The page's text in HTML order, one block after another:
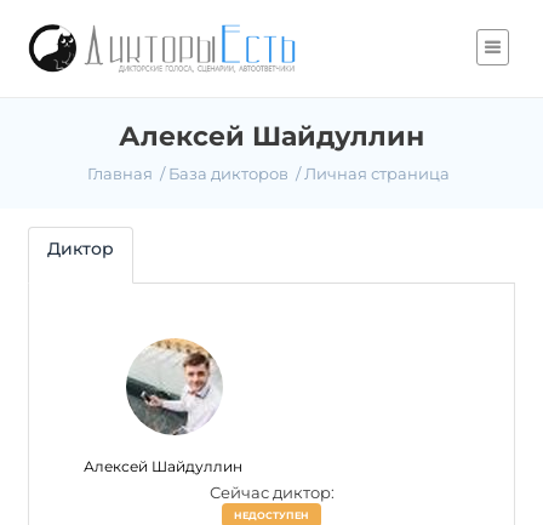
Алексей Шайдуллин
Главная База дикторов Личная страница
Диктор
Алексей Шайдуллин
Сейчас диктор:
НЕДОСТУПЕН